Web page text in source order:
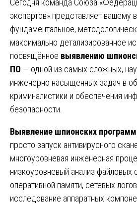
Сегодня команда Союза
экспертов» представляет вашему
фундаментальное,
максимально детализированное
посвящённое выявлению
ПО — одной из самых сложных,
инженерно насыщенных задач в
криминалистики и обеспечения
безопасности.
Выявление шпионских
просто запуск антивирусного
многоуровневая инженерная
низкоуровневый анализ файловых
оперативной памяти, сетевых
исследование аппаратных